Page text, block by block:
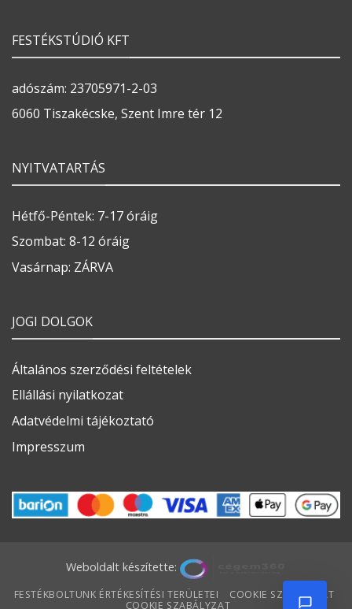
FESTÉKSTÚDIÓ KFT
adószám: 23705971-2-03
6060 Tiszakécske, Szent Imre tér 12
NYITVATARTÁS
Hétfő-Péntek: 7-17 óráig
Szombat: 8-12 óráig
Vasárnap: ZÁRVA
JOGI DOLGOK
Általános szerződési feltételek
Ellállási nyilatkozat
Adatvédelmi tájékoztató
Impresszum
Weboldalt készítette:
FESTÉKBOLTUNK ÉRTÉKESÍTÉSI TERÜLETEI
COOKIE SZABÁLYZAT
COOKIE SZABÁLYZAT